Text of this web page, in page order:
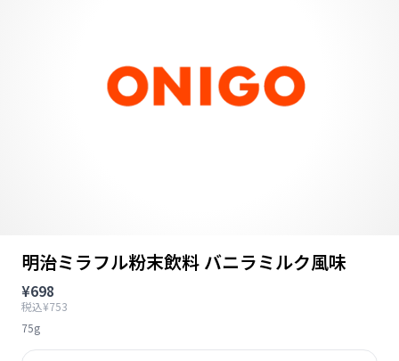
明治ミラフル粉末飲料 バニラミルク風味
¥698
税込¥753
75g